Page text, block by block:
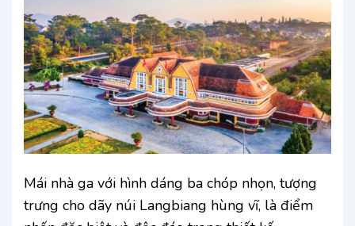
Mái nhà ga với hình dáng ba chóp nhọn, tượng
trưng cho dãy núi Langbiang hùng vĩ, là điểm